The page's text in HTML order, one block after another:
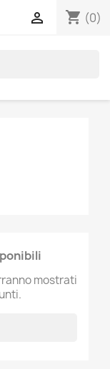
shopping_cart (0)

mostrati